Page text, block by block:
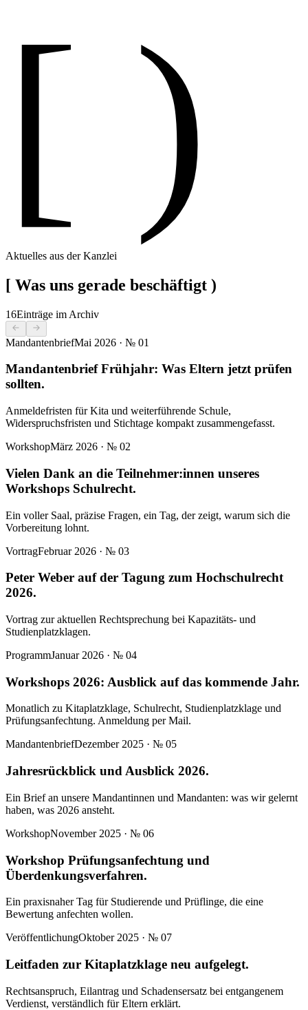
[ )
Aktuelles aus der Kanzlei
[ Was uns gerade beschäftigt )
16Einträge im Archiv
MandantenbriefMai 2026 · № 01
Mandantenbrief Frühjahr: Was Eltern jetzt prüfen
sollten.
Anmeldefristen für Kita und weiterführende Schule,
Widerspruchsfristen und Stichtage kompakt zusammengefasst.
WorkshopMärz 2026 · № 02
Vielen Dank an die Teilnehmer:innen unseres
Workshops Schulrecht.
Ein voller Saal, präzise Fragen, ein Tag, der zeigt, warum sich die
Vorbereitung lohnt.
VortragFebruar 2026 · № 03
Peter Weber auf der Tagung zum Hochschulrecht
2026.
Vortrag zur aktuellen Rechtsprechung bei Kapazitäts- und
Studienplatzklagen.
ProgrammJanuar 2026 · № 04
Workshops 2026: Ausblick auf das kommende Jahr.
Monatlich zu Kitaplatzklage, Schulrecht, Studienplatzklage und
Prüfungsanfechtung. Anmeldung per Mail.
MandantenbriefDezember 2025 · № 05
Jahresrückblick und Ausblick 2026.
Ein Brief an unsere Mandantinnen und Mandanten: was wir gelernt
haben, was 2026 ansteht.
WorkshopNovember 2025 · № 06
Workshop Prüfungsanfechtung und
Überdenkungsverfahren.
Ein praxisnaher Tag für Studierende und Prüflinge, die eine
Bewertung anfechten wollen.
VeröffentlichungOktober 2025 · № 07
Leitfaden zur Kitaplatzklage neu aufgelegt.
Rechtsanspruch, Eilantrag und Schadensersatz bei entgangenem
Verdienst, verständlich für Eltern erklärt.